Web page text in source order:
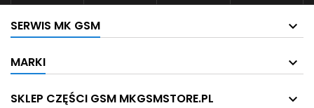
SERWIS MK GSM
MARKI
SKLEP CZĘŚCI GSM MKGSMSTORE.PL